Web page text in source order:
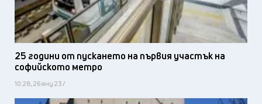
25 години от пускането на първия участък на
софийското метро
10:28, 26 яну 23 /